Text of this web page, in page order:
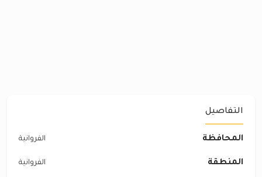
التفاصيل
المحافظة الفروانية
المنطقة الفروانية